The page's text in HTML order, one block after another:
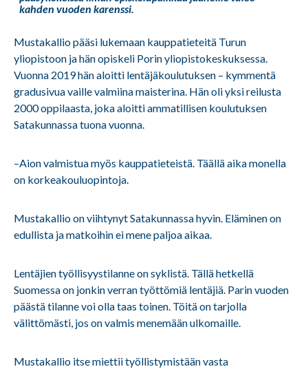
kahden vuoden karenssi.
Mustakallio pääsi lukemaan kauppatieteitä Turun
yliopistoon ja hän opiskeli Porin yliopistokeskuksessa.
Vuonna 2019 hän aloitti lentäjäkoulutuksen – kymmentä
gradusivua vaille valmiina maisterina. Hän oli yksi reilusta
2000 oppilaasta, joka aloitti ammatillisen koulutuksen
Satakunnassa tuona vuonna.
–Aion valmistua myös kauppatieteistä. Täällä aika monella
on korkeakouluopintoja.
Mustakallio on viihtynyt Satakunnassa hyvin. Eläminen on
edullista ja matkoihin ei mene paljoa aikaa.
Lentäjien työllisyystilanne on syklistä. Tällä hetkellä
Suomessa on jonkin verran työttömiä lentäjiä. Parin vuoden
päästä tilanne voi olla taas toinen. Töitä on tarjolla
välittömästi, jos on valmis menemään ulkomaille.
Mustakallio itse miettii työllistymistään vasta